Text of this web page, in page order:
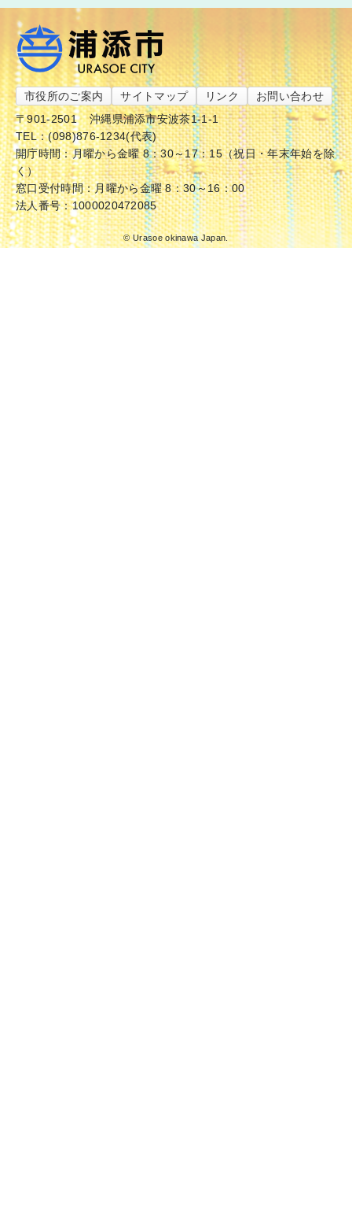
市役所のご案内 サイトマップ リンク
お問い合わせ
〒901-2501
沖縄県浦添市安波茶1-1-1
TEL：(098)876-1234(代表)
開庁時間：月曜から金曜 8：30～17：15（祝日・年末年始を除
く）
窓口受付時間：月曜から金曜 8：30～16：00
法人番号：1000020472085
© Urasoe okinawa Japan.